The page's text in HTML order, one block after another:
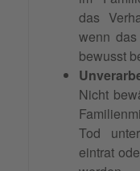
das
wenn
bewusst
Nicht
Tod
eintrat